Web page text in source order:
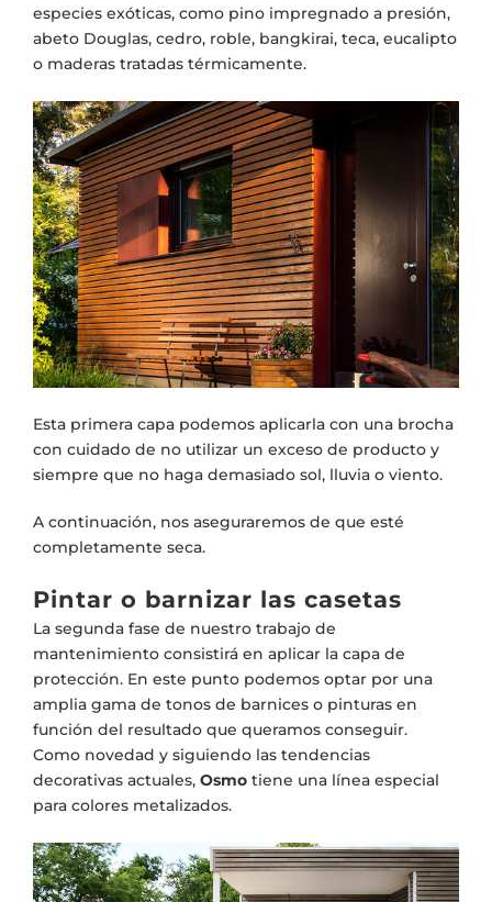
especies exóticas, como pino impregnado a presión,
abeto Douglas, cedro, roble, bangkirai, teca, eucalipto
o maderas tratadas térmicamente.
Esta primera capa podemos aplicarla con una brocha
con cuidado de no utilizar un exceso de producto y
siempre que no haga demasiado sol, lluvia o viento.
A continuación, nos aseguraremos de que esté
completamente seca.
Pintar o barnizar las casetas
La segunda fase de nuestro trabajo de
mantenimiento consistirá en aplicar la capa de
protección. En este punto podemos optar por una
amplia gama de tonos de barnices o pinturas en
función del resultado que queramos conseguir.
Como novedad y siguiendo las tendencias
decorativas actuales, Osmo tiene una línea especial
para colores metalizados.